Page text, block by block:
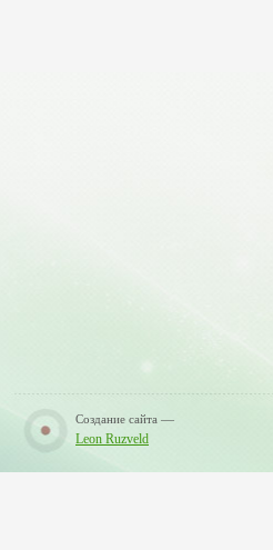
Создание сайта —
Leon Ruzveld